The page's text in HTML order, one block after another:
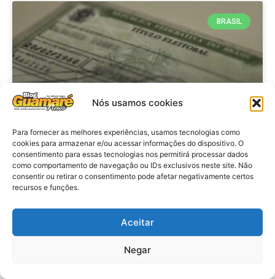
Nós usamos cookies
Para fornecer as melhores experiências, usamos tecnologias como
cookies para armazenar e/ou acessar informações do dispositivo. O
consentimento para essas tecnologias nos permitirá processar dados
como comportamento de navegação ou IDs exclusivos neste site. Não
consentir ou retirar o consentimento pode afetar negativamente certos
recursos e funções.
Aceitar
Negar
BRASIL
Brasil: Policia Federal investiga
753 casos de crimes eleitorais
antes das eleições